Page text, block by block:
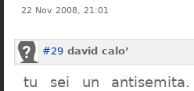
22 Nov 2008, 21:01
#29 david calo’
tu sei un